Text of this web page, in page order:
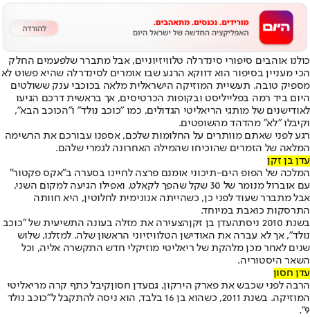
כולנו אוהבים סיפורי סינדרלה טלוויזיוניים, אבל מתברר שלפעמים החלק
הכי מעניין בסיפור הוא דווקא הרגע שבו אומרים לסינדרלה שהיא פשוט לא
מספיק טובה. תעשיית המוזיקה הישראלית מלאה בכוכבי ענק ששולטים
היום ביד רמה בפלייליסט ובקופות הכרטיסים, אך בראשית דרכם הגיעו
לאודישנים של מותגי הריאליטי הגדולים, כמו "כוכב נולד" ו"הכוכב הבא",
וקיבלו "לא" מהדהד מהשופטים.
רגע לפני שאתם מוותרים על החלומות שלכם, אספנו עבורכם את הרשימה
המלאה של הזמרים שהוכיחו שהמילה האחרונה לגמרי שלהם.
עדן בן זקן
המלכה של הפופ הים-תיכוני אומנם פרצה לחיינו בסערה ב"אקס פקטור"
עם אוברול מנומר של 30 שקל שהפך לקאלט, ואפילו הגיעה למקום השני,
אבל מתברר שעוד לפני כן, כשהייתה אנונימית לחלוטין, היא חוותה
התרסקות כואבת במיוחד.
בשנת 2010 ניסתה
עדן בן זקןהצעירה את מזלה בעונה התשיעית של "כוכב
נולד", אך לא עברה את האודישן הטלוויזיוני הראשון שלה. למזלנו, שלוש
שנים לאחר מכן מלהקת של ריאליטי מוזיקלי חדש התקשרה אליה, וכל
השאר היסטוריה.
עדן חסון
הרבה לפני שכבש את פארק הירקון, גםעדן חסוןקיבל כתף קרה מריאליטי
המוזיקה. בשנת 2011, כשהוא בן 16 בלבד, הוא ניסה להתקבל ל"כוכב נולד
9".